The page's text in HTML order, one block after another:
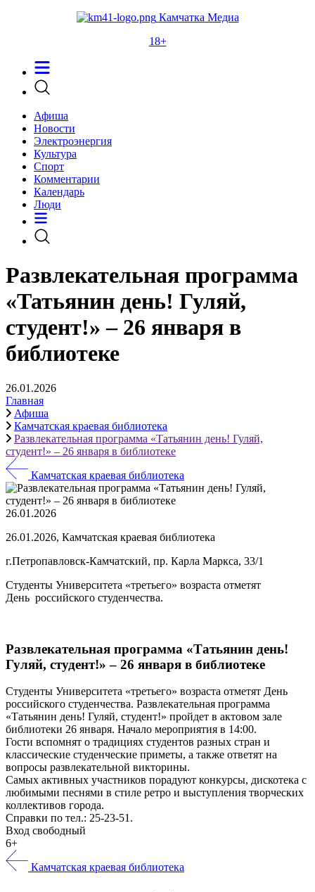
Камчатка Медиа
18+
Афиша
Новости
Электроэнергия
Культура
Спорт
Комментарии
Календарь
Люди
Развлекательная программа
«Татьянин день! Гуляй,
студент!» – 26 января в
библиотеке
26.01.2026
Главная
Афиша
Камчатская краевая библиотека
Развлекательная программа «Татьянин день! Гуляй,
студент!» – 26 января в библиотеке
Камчатская краевая библиотека
26.01.2026
26.01.2026, Камчатская краевая библиотека
г.Петропавловск-Камчатский, пр. Карла Маркса, 33/1
Студенты Университета «третьего» возраста отметят
День российского студенчества.
Развлекательная программа «Татьянин день!
Гуляй, студент!» – 26 января в библиотеке
Студенты Университета «третьего» возраста отметят День
российского студенчества. Развлекательная программа
«Татьянин день! Гуляй, студент!» пройдет в актовом зале
библиотеки 26 января. Начало мероприятия в 14:00.
Гости вспомнят о традициях студентов разных стран и
классические студенческие приметы, а также ответят на
вопросы развлекательной викторины.
Самых активных участников порадуют конкурсы, дискотека с
любимыми песнями в стиле ретро и выступления творческих
коллективов города.
Справки по тел.: 25-23-51.
Вход свободный
6+
Камчатская краевая библиотека